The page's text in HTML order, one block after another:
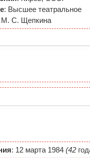
: Высшее театральное
С. Щепкина
: 12 марта 1984 (42